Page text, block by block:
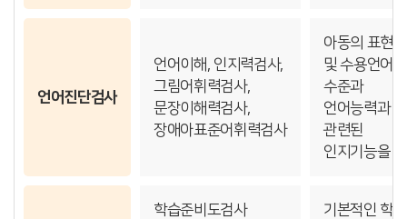
언어진단검사
언어이해, 인지력검사,
그림어휘력검사,
문장이해력검사,
장애아표준어휘력검사
아동의 표현
및 수용언어
수준과
언어능력과
관련된
인지기능을
학습준비도검사
기본적인 학습